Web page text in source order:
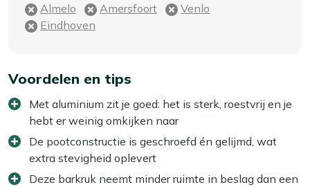
Almelo Amersfoort
Venlo
Eindhoven
Voordelen en tips
Met aluminium zit je goed: het is sterk, roestvrij en je
hebt er weinig omkijken naar
De pootconstructie is geschroefd én gelijmd, wat
extra stevigheid oplevert
Deze barkruk neemt minder ruimte in beslag dan een